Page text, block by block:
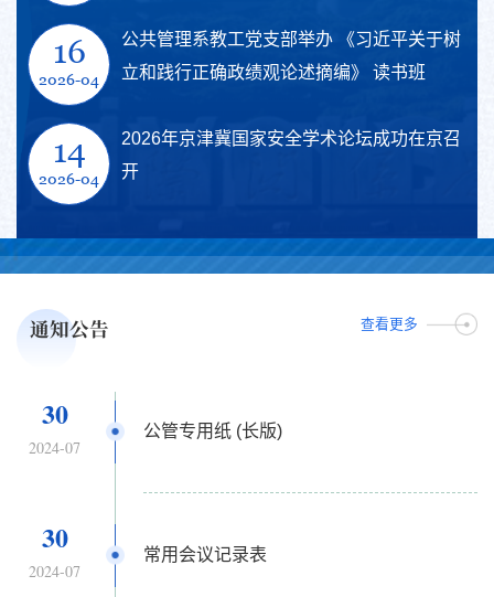
16
2026-04
公共管理系教工党支部举办 《习近平关于树
立和践行正确政绩观论述摘编》 读书班
14
2026-04
2026年京津冀国家安全学术论坛成功在京召
开
通知公告 查看更多
30
2024-07
公管专用纸 (长版)
30
2024-07
常用会议记录表